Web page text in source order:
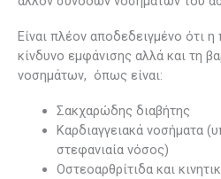
Είναι πλέον αποδεδειγμένο ότι η
κίνδυνο εμφάνισης αλλά και τη
νοσημάτων, όπως είναι:
Σακχαρώδης διαβήτης
Καρδιαγγειακά νοσήματα
στεφανιαία νόσος)
Οστεοαρθρίτιδα και